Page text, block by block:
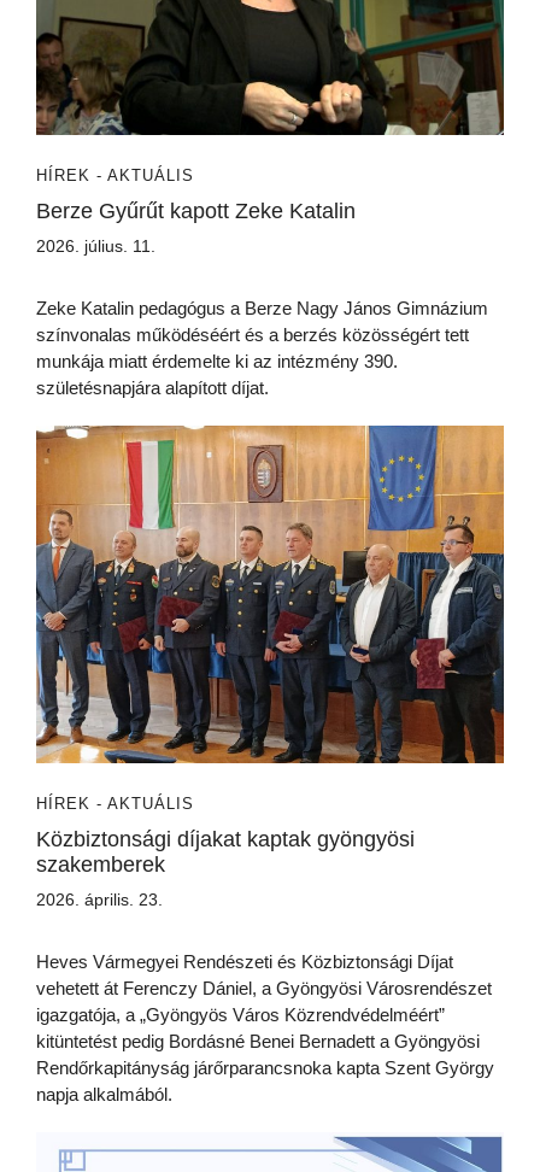
HÍREK - AKTUÁLIS
Berze Gyűrűt kapott Zeke Katalin
2026. július. 11.
Zeke Katalin pedagógus a Berze Nagy János Gimnázium
színvonalas működéséért és a berzés közösségért tett
munkája miatt érdemelte ki az intézmény 390.
születésnapjára alapított díjat.
HÍREK - AKTUÁLIS
Közbiztonsági díjakat kaptak gyöngyösi
szakemberek
2026. április. 23.
Heves Vármegyei Rendészeti és Közbiztonsági Díjat
vehetett át Ferenczy Dániel, a Gyöngyösi Városrendészet
igazgatója, a „Gyöngyös Város Közrendvédelméért”
kitüntetést pedig Bordásné Benei Bernadett a Gyöngyösi
Rendőrkapitányság járőrparancsnoka kapta Szent György
napja alkalmából.